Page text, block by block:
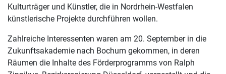
Kulturträger und Künstler, die in Nordrhein-Westfalen
künstlerische Projekte durchführen wollen.
Zahlreiche Interessenten waren am 20. September in die
Zukunftsakademie nach Bochum gekommen, in deren
Räumen die Inhalte des Förderprogramms von Ralph